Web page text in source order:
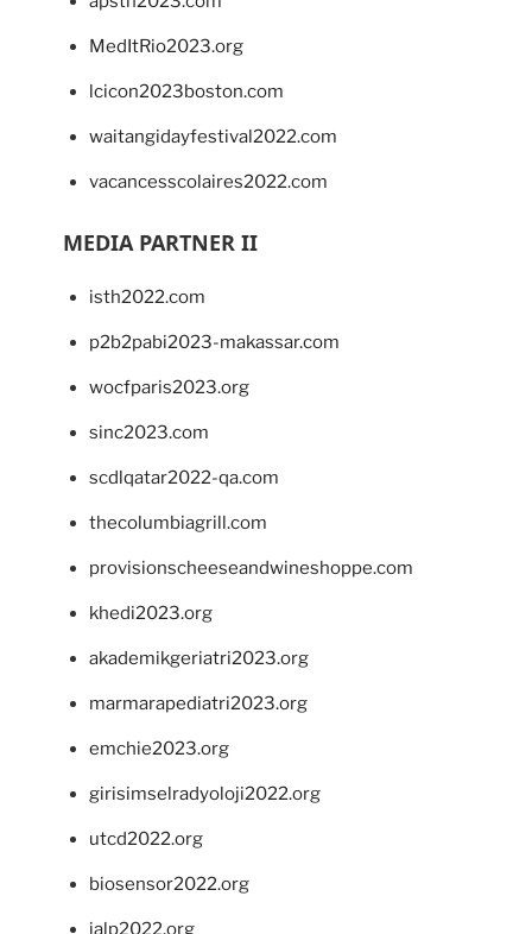
MedItRio2023.org
lcicon2023boston.com
waitangidayfestival2022.com
vacancesscolaires2022.com
MEDIA PARTNER II
isth2022.com
p2b2pabi2023-makassar.com
wocfparis2023.org
sinc2023.com
scdlqatar2022-qa.com
thecolumbiagrill.com
provisionscheeseandwineshoppe.com
khedi2023.org
akademikgeriatri2023.org
marmarapediatri2023.org
emchie2023.org
girisimselradyoloji2022.org
utcd2022.org
biosensor2022.org
ialp2022.org